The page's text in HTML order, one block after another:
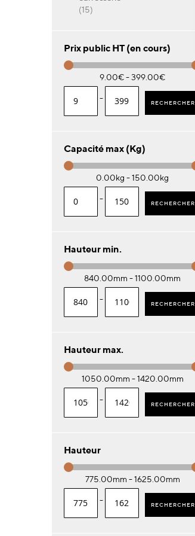
15articles
Prix public HT (en cours)
9.00€ - 399.00€
- RECHERCHER
Capacité max (Kg)
0.00kg - 150.00kg
- RECHERCHER
Hauteur min.
840.00mm - 1100.00mm
- RECHERCHER
Hauteur max.
1050.00mm - 1420.00mm
- RECHERCHER
Hauteur
775.00mm - 1625.00mm
- RECHERCHER